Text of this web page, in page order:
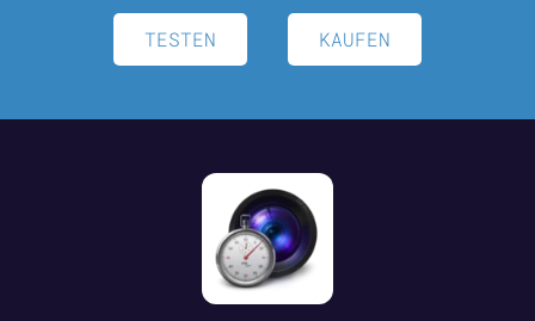
TESTEN KAUFEN